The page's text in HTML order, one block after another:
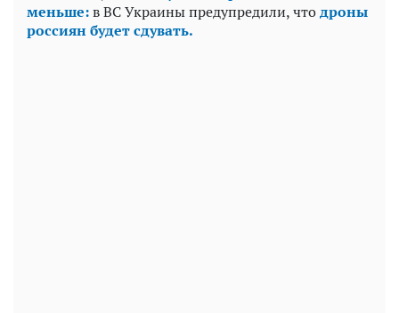
меньше:в ВС Украины предупредили, чтодроны
россиян будет сдувать.